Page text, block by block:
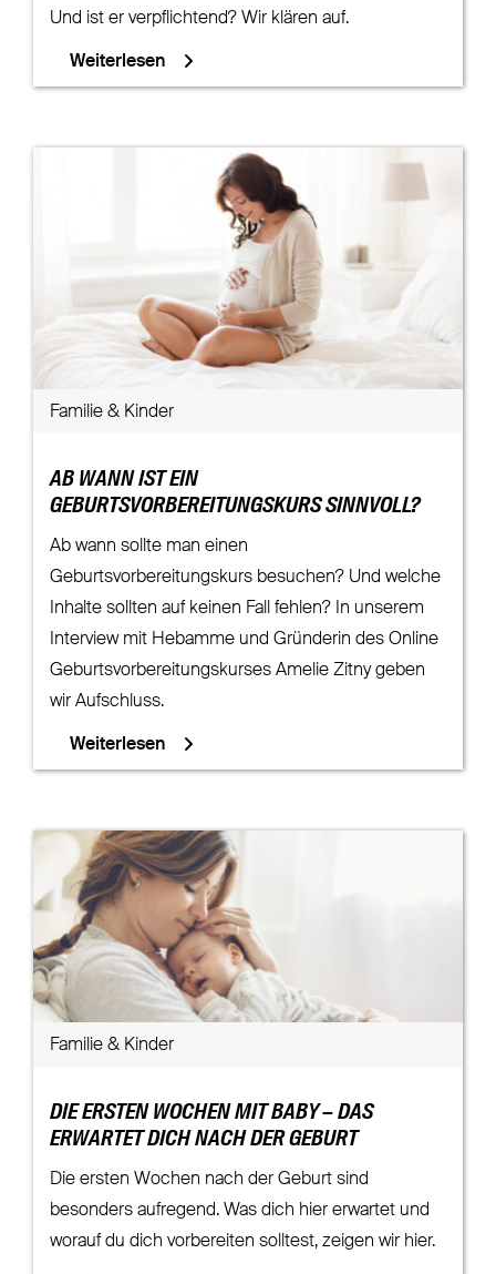
Und ist er verpflichtend? Wir klären auf.
Weiterlesen
Familie & Kinder
AB WANN IST EIN
GEBURTSVORBEREITUNGSKURS SINNVOLL?
Ab wann sollte man einen
Geburtsvorbereitungskurs besuchen? Und welche
Inhalte sollten auf keinen Fall fehlen? In unserem
Interview mit Hebamme und Gründerin des Online
Geburtsvorbereitungskurses Amelie Zitny geben
wir Aufschluss.
Weiterlesen
Familie & Kinder
DIE ERSTEN WOCHEN MIT BABY – DAS
ERWARTET DICH NACH DER GEBURT
Die ersten Wochen nach der Geburt sind
besonders aufregend. Was dich hier erwartet und
worauf du dich vorbereiten solltest, zeigen wir hier.